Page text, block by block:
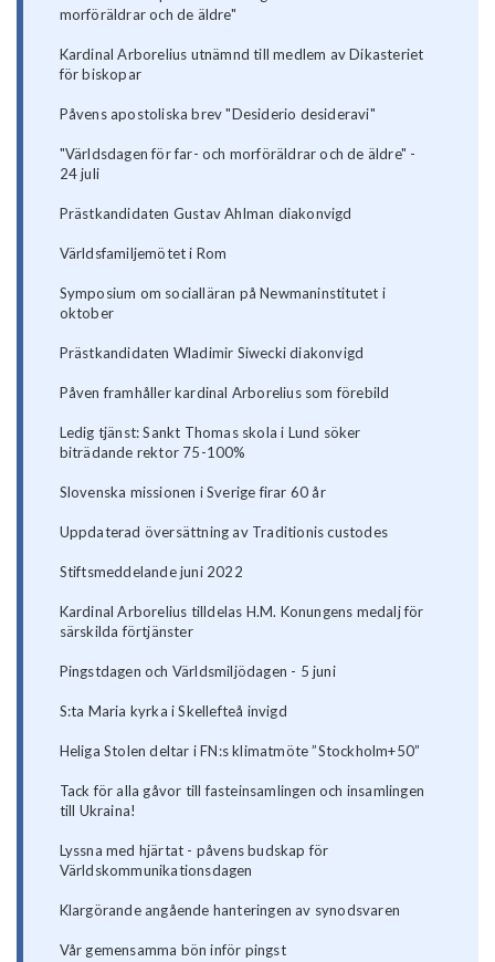
morföräldrar och de äldre"
Kardinal Arborelius utnämnd till medlem av Dikasteriet
för biskopar
Påvens apostoliska brev "Desiderio desideravi"
"Världsdagen för far- och morföräldrar och de äldre" -
24 juli
Prästkandidaten Gustav Ahlman diakonvigd
Världsfamiljemötet i Rom
Symposium om socialläran på Newmaninstitutet i
oktober
Prästkandidaten Wladimir Siwecki diakonvigd
Påven framhåller kardinal Arborelius som förebild
Ledig tjänst: Sankt Thomas skola i Lund söker
biträdande rektor 75-100%
Slovenska missionen i Sverige firar 60 år
Uppdaterad översättning av Traditionis custodes
Stiftsmeddelande juni 2022
Kardinal Arborelius tilldelas H.M. Konungens medalj för
särskilda förtjänster
Pingstdagen och Världsmiljödagen - 5 juni
S:ta Maria kyrka i Skellefteå invigd
Heliga Stolen deltar i FN:s klimatmöte ”Stockholm+50”
Tack för alla gåvor till fasteinsamlingen och insamlingen
till Ukraina!
Lyssna med hjärtat - påvens budskap för
Världskommunikationsdagen
Klargörande angående hanteringen av synodsvaren
Vår gemensamma bön inför pingst